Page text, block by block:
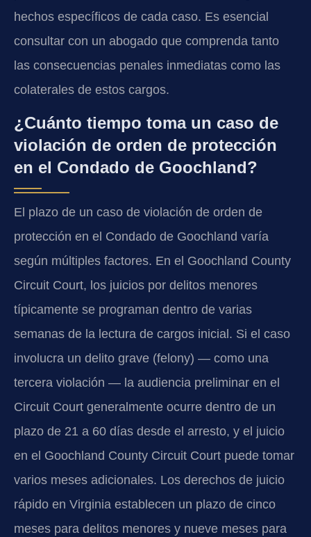
hechos específicos de cada caso. Es esencial
consultar con un abogado que comprenda tanto
las consecuencias penales inmediatas como las
colaterales de estos cargos.
¿Cuánto tiempo toma un caso de
violación de orden de protección
en el Condado de Goochland?
El plazo de un caso de violación de orden de
protección en el Condado de Goochland varía
según múltiples factores. En el Goochland County
Circuit Court, los juicios por delitos menores
típicamente se programan dentro de varias
semanas de la lectura de cargos inicial. Si el caso
involucra un delito grave (felony) — como una
tercera violación — la audiencia preliminar en el
Circuit Court generalmente ocurre dentro de un
plazo de 21 a 60 días desde el arresto, y el juicio
en el Goochland County Circuit Court puede tomar
varios meses adicionales. Los derechos de juicio
rápido en Virginia establecen un plazo de cinco
meses para delitos menores y nueve meses para